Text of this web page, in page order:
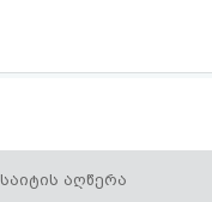
საიტის აღწერა